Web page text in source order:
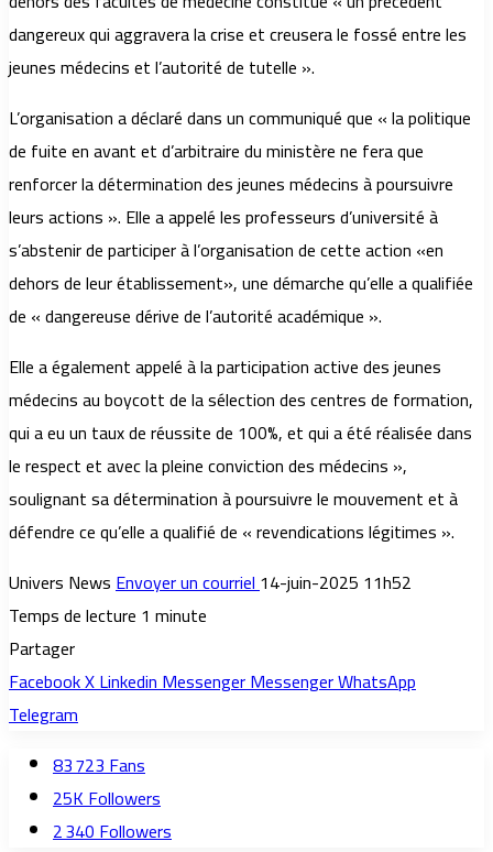
dangereux qui aggravera la crise et creusera le fossé entre les
jeunes médecins et l’autorité de tutelle ».
L’organisation a déclaré dans un communiqué que « la politique
de fuite en avant et d’arbitraire du ministère ne fera que
renforcer la détermination des jeunes médecins à poursuivre
leurs actions ». Elle a appelé les professeurs d’université à
s’abstenir de participer à l’organisation de cette action «en
dehors de leur établissement», une démarche qu’elle a qualifiée
de « dangereuse dérive de l’autorité académique ».
Elle a également appelé à la participation active des jeunes
médecins au boycott de la sélection des centres de formation,
qui a eu un taux de réussite de 100%, et qui a été réalisée dans
le respect et avec la pleine conviction des médecins »,
soulignant sa détermination à poursuivre le mouvement et à
défendre ce qu’elle a qualifié de « revendications légitimes ».
Univers NewsEnvoyer un courriel14-juin-2025 11h52
Temps de lecture 1 minute
Partager
FacebookXLinkedinMessengerMessengerWhatsApp
Telegram
83 723Fans
25KFollowers
2 340Followers